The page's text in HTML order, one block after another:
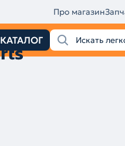
Про магазин
КАТАЛОГ